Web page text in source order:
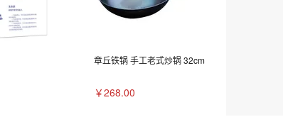
章丘铁锅 手工老式炒锅 32cm
￥268.00